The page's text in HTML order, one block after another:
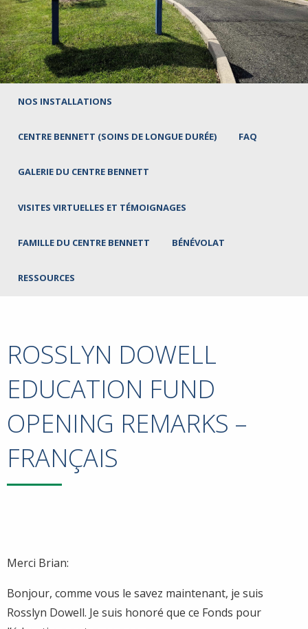
NOS INSTALLATIONS
CENTRE BENNETT (SOINS DE LONGUE DURÉE) FAQ
GALERIE DU CENTRE BENNETT
VISITES VIRTUELLES ET TÉMOIGNAGES
FAMILLE DU CENTRE BENNETT BÉNÉVOLAT
RESSOURCES
ROSSLYN DOWELL
EDUCATION FUND
OPENING REMARKS –
FRANÇAIS
Merci Brian:
Bonjour, comme vous le savez maintenant, je suis
Rosslyn Dowell. Je suis honoré que ce Fonds pour